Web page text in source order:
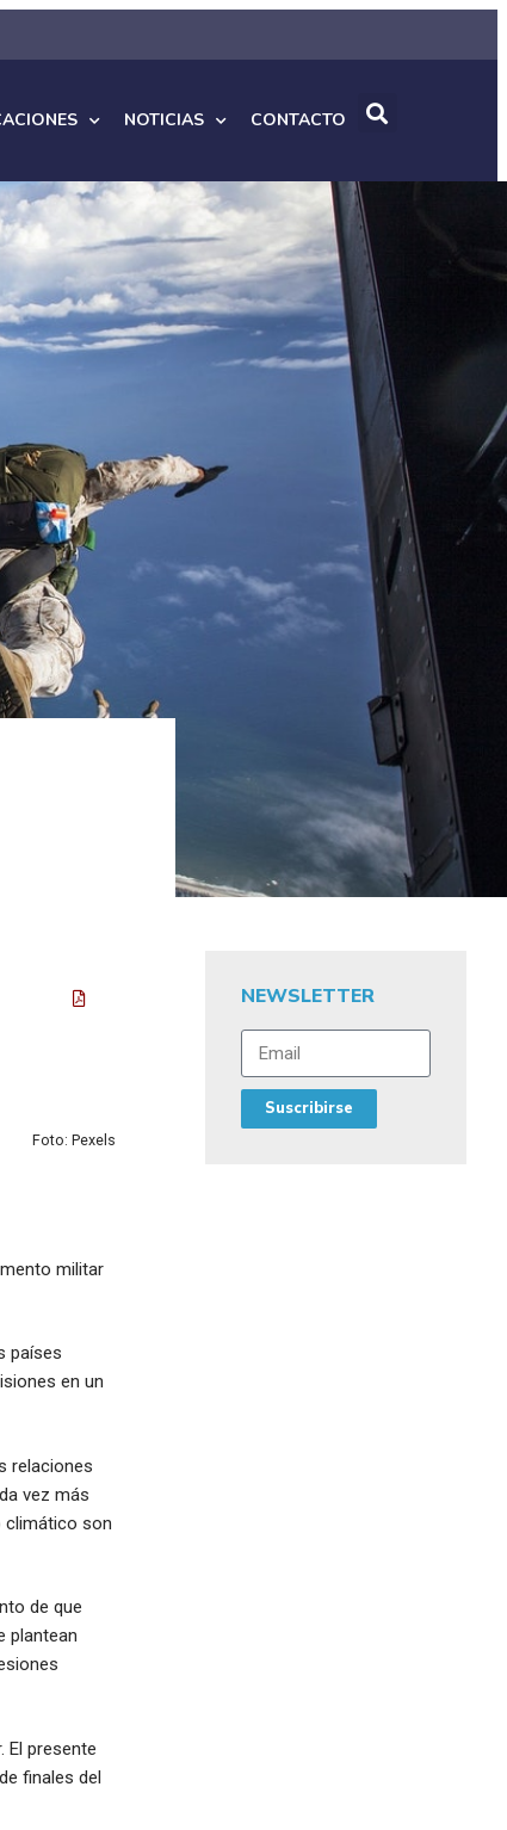
NOTICIAS CONTACTO
Foto: Pexels
militar
países
en un
relaciones
vez más
climático son
de que
plantean
El presente
finales del
NEWSLETTER
Suscribirse